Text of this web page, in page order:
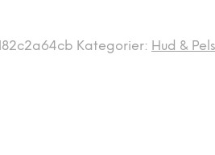
Kategorier: Hud & Pels